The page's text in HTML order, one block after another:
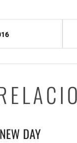
DAY